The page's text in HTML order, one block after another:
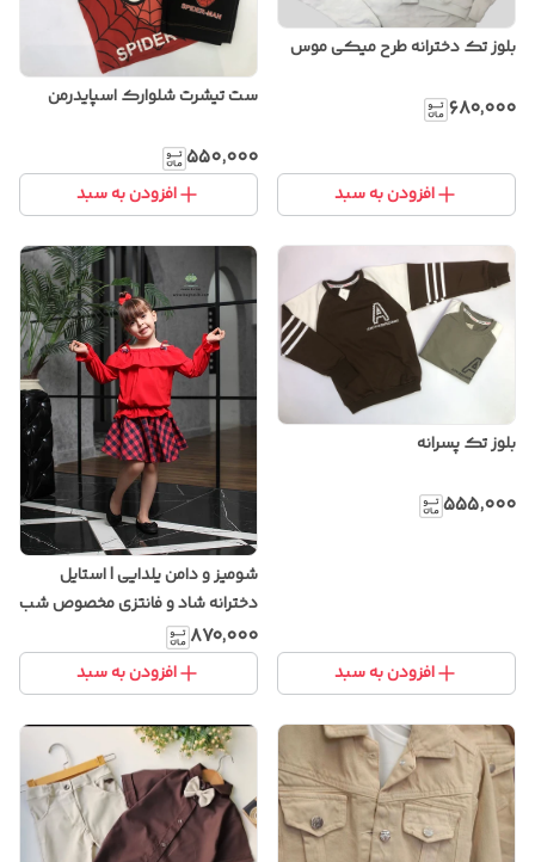
بلوز تک دخترانه طرح میکی موس
۶۸۰٬۰۰۰
افزودن به سبد
ست تیشرت شلوارک اسپایدرمن
۵۵۰٬۰۰۰
افزودن به سبد
بلوز تک پسرانه
۵۵۵٬۰۰۰
افزودن به سبد
شومیز و دامن یلدایی | استایل
دخترانه شاد و فانتزی مخصوص شب
یلدا
۸۷۰٬۰۰۰
افزودن به سبد